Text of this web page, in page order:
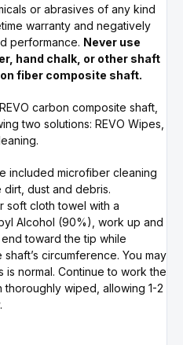
or abrasives of any kind
warranty and negatively
performance. Never use
hand chalk, or other shaft
fiber composite shaft.
carbon composite shaft,
two solutions: REVO Wipes,
included microfiber cleaning
dust and debris.
soft cloth towel with a
Alcohol (90%), work up and
toward the tip while
circumference. You may
normal. Continue to work the
wiped, allowing 1-2